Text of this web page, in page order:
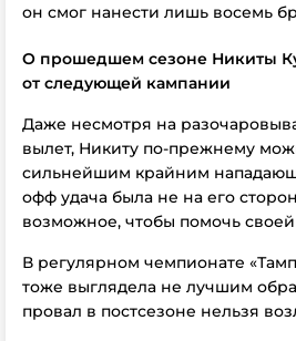
он смог нанести лишь восемь
О прошедшем сезоне Никиты
от следующей кампании
Даже несмотря на
вылет, Никиту по-прежнему
сильнейшим крайним
офф удача была не на его
возможное, чтобы помочь
В регулярном чемпионате
тоже выглядела не лучшим
провал в постсезоне нельзя